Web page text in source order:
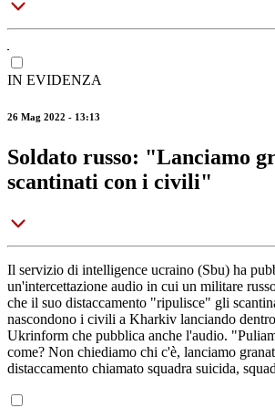
IN EVIDENZA
26 Mag 2022 - 13:13
Soldato russo: "Lanciamo
scantinati con i civili"
Il servizio di intelligence ucraino (Sbu) ha
un'intercettazione audio in cui un militare
che il suo distaccamento "ripulisce" gli
nascondono i civili a Kharkiv lanciando
Ukrinform che pubblica anche l'audio.
come? Non chiediamo chi c'è, lanciamo
distaccamento chiamato squadra suicida,